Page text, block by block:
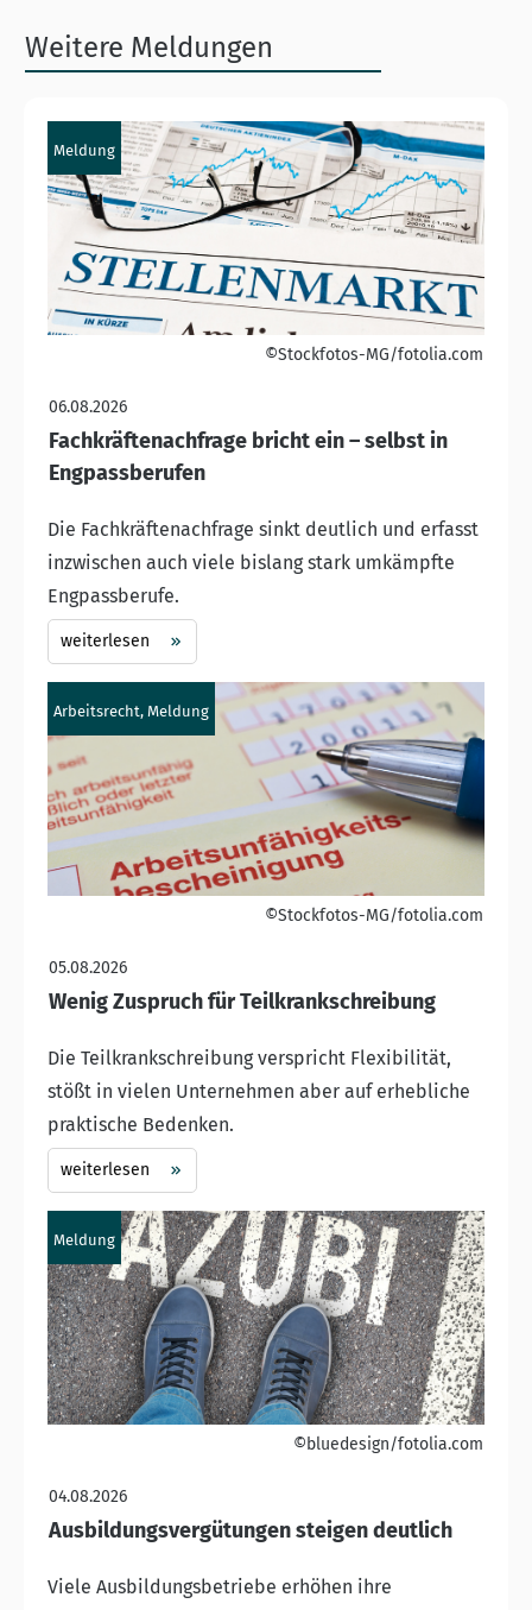
Weitere Meldungen
Meldung
©Stockfotos-MG/fotolia.com
06.08.2026
Fachkräftenachfrage bricht ein – selbst in
Engpassberufen
Die Fachkräftenachfrage sinkt deutlich und erfasst
inzwischen auch viele bislang stark umkämpfte
Engpassberufe.
weiterlesen
Arbeitsrecht, Meldung
©Stockfotos-MG/fotolia.com
05.08.2026
Wenig Zuspruch für Teilkrankschreibung
Die Teilkrankschreibung verspricht Flexibilität,
stößt in vielen Unternehmen aber auf erhebliche
praktische Bedenken.
weiterlesen
Meldung
©bluedesign/fotolia.com
04.08.2026
Ausbildungsvergütungen steigen deutlich
Viele Ausbildungsbetriebe erhöhen ihre